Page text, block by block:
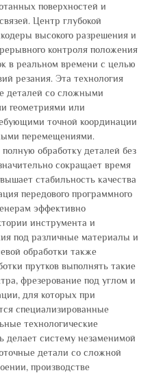
поверхностей и
Центр глубокой
высокого разрешения и
контроля положения
в реальном времени с целью
резания. Эта технология
деталей со сложными
геометриями или
точной координации
перемещениями.
обработку деталей без
сокращает время
стабильность качества
передового программного
эффективно
инструмента и
под различные материалы и
обработки также
прутков выполнять такие
фрезерование под углом и
для которых при
специализированные
технологические
делает систему незаменимой
детали со сложной
производстве